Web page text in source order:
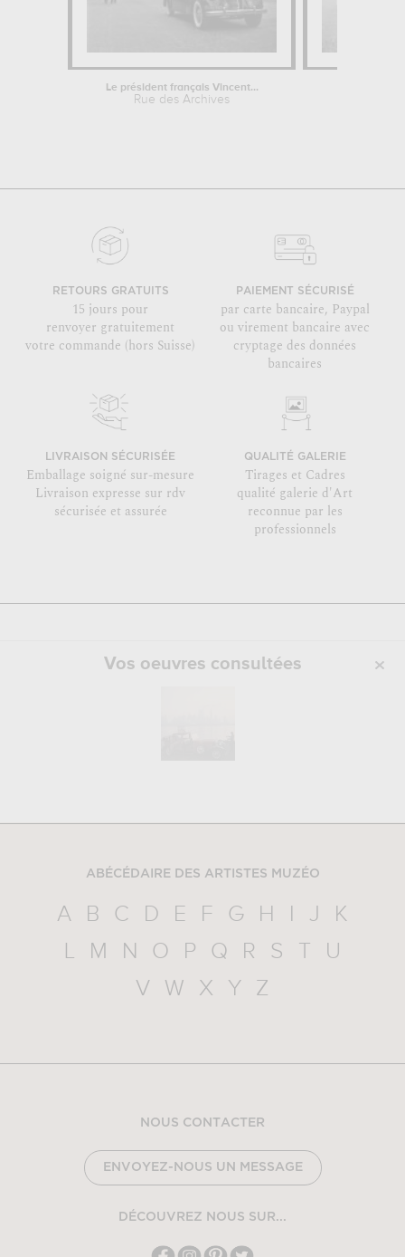
Le président français Vincent...
Rue des Archives
RETOURS GRATUITS
15 jours pour
renvoyer gratuitement
votre commande (hors Suisse)
PAIEMENT SÉCURISÉ
par carte bancaire, Paypal
ou virement bancaire avec
cryptage des données
bancaires
LIVRAISON SÉCURISÉE
Emballage soigné sur-mesure
Livraison expresse sur rdv
sécurisée et assurée
QUALITÉ GALERIE
Tirages et Cadres
qualité galerie d'Art
reconnue par les
professionnels
Vos oeuvres consultées
ABÉCÉDAIRE DES ARTISTES MUZÉO
A B C D E F G H J
K
L
M N O P Q R S
U
V
W X Y Z
NOUS CONTACTER
ENVOYEZ-NOUS UN MESSAGE
DÉCOUVREZ NOUS SUR...